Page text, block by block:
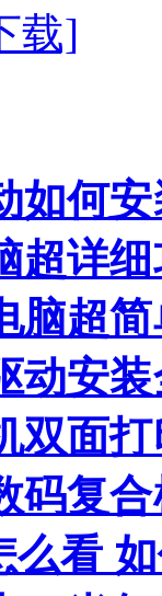
载]
如何
超详
脑超
动安
双面
码复
么看